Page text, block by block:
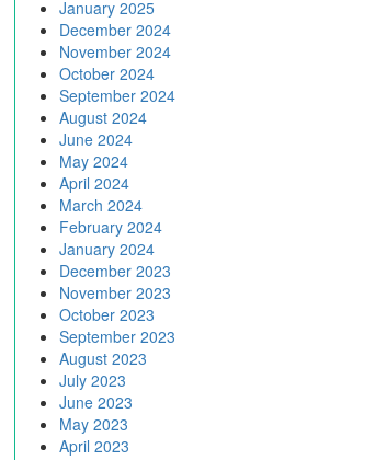
January 2025
December 2024
November 2024
October 2024
September 2024
August 2024
June 2024
May 2024
April 2024
March 2024
February 2024
January 2024
December 2023
November 2023
October 2023
September 2023
August 2023
July 2023
June 2023
May 2023
April 2023